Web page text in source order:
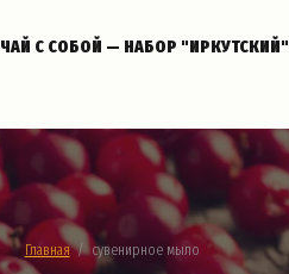
ЧАЙ С СОБОЙ — НАБОР "ИРКУТСКИЙ"
Главная
  /  сувенирное мыло